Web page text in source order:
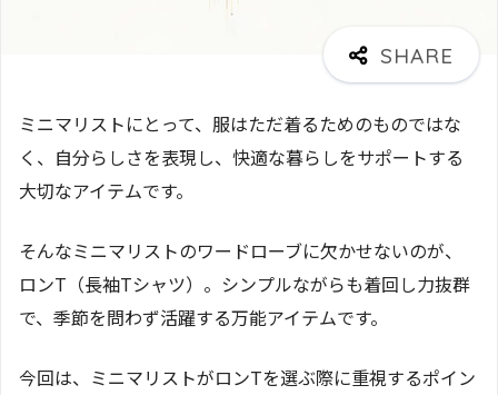
ミニマリストにとって、服はただ着るためのものではな
く、自分らしさを表現し、快適な暮らしをサポートする
大切なアイテムです。
そんなミニマリストのワードローブに欠かせないのが、
ロンT（長袖Tシャツ）。シンプルながらも着回し力抜群
で、季節を問わず活躍する万能アイテムです。
今回は、ミニマリストがロンTを選ぶ際に重視するポイン